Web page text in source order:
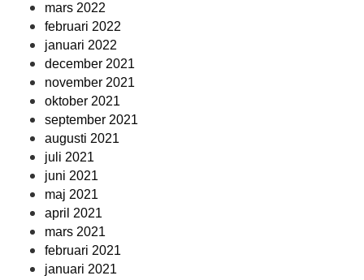
mars 2022
februari 2022
januari 2022
december 2021
november 2021
oktober 2021
september 2021
augusti 2021
juli 2021
juni 2021
maj 2021
april 2021
mars 2021
februari 2021
januari 2021